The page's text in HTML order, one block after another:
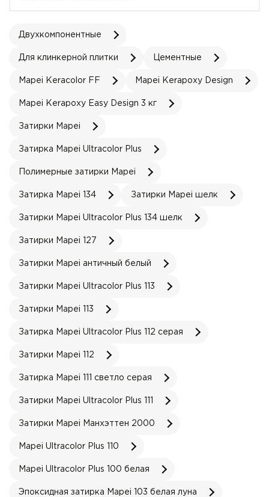
Двухкомпонентные
Для клинкерной плитки Цементные
Mapei Keracolor FF Mapei Kerapoxy Design
Mapei Kerapoxy Easy Design 3 кг
Затирки Mapei
Затирка Mapei Ultracolor Plus
Полимерные затирки Mapei
Затирка Mapei 134 Затирки Mapei шелк
Затирки Mapei Ultracolor Plus 134 шелк
Затирки Mapei 127
Затирки Mapei античный белый
Затирки Mapei Ultracolor Plus 113
Затирки Mapei 113
Затирка Mapei Ultracolor Plus 112 серая
Затирки Mapei 112
Затирка Mapei 111 светло серая
Затирки Mapei Ultracolor Plus 111
Затирки Mapei Манхэттен 2000
Mapei Ultracolor Plus 110
Mapei Ultracolor Plus 100 белая
Эпоксидная затирка Mapei 103 белая луна